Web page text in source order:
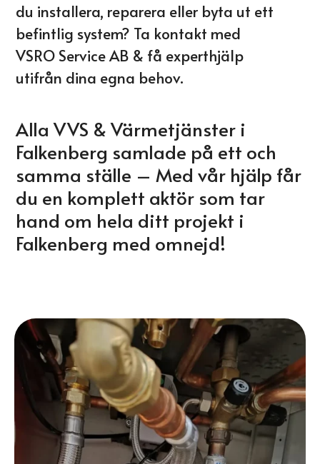
du installera, reparera eller byta ut ett
befintlig system? Ta kontakt med
VSRO Service AB & få experthjälp
utifrån dina egna behov.
Alla VVS & Värmetjänster i
Falkenberg samlade på ett och
samma ställe – Med vår hjälp får
du en komplett aktör som tar
hand om hela ditt projekt i
Falkenberg med omnejd!